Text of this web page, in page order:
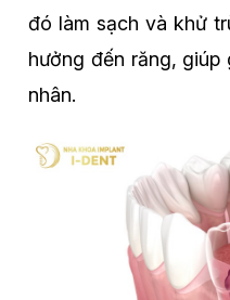
đó làm sạch và khử
hưởng đến răng,
nhân.